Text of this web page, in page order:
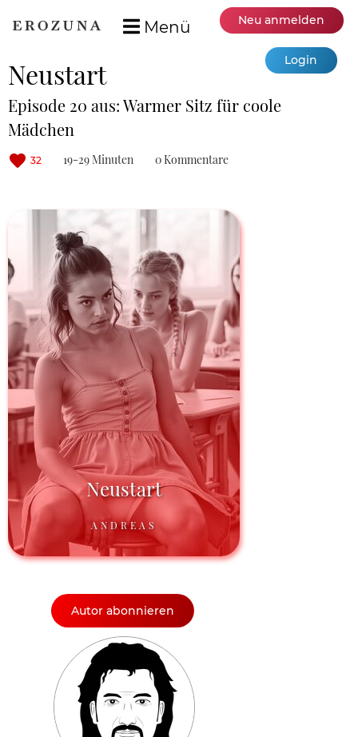
Menü Neu anmelden
Login
Neustart
Episode 20 aus: Warmer Sitz für coole
Mädchen
32 19-29 Minuten 0 Kommentare
Neustart
ANDREAS
Autor abonnieren